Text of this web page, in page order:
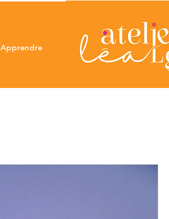
Apprendre